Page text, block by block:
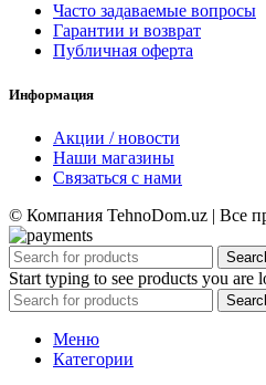
Часто задаваемые вопросы
Гарантии и возврат
Публичная оферта
Информация
Акции / новости
Наши магазины
Связаться с нами
© Компания TehnoDom.uz | Все
Start typing to see products you are
Меню
Категории